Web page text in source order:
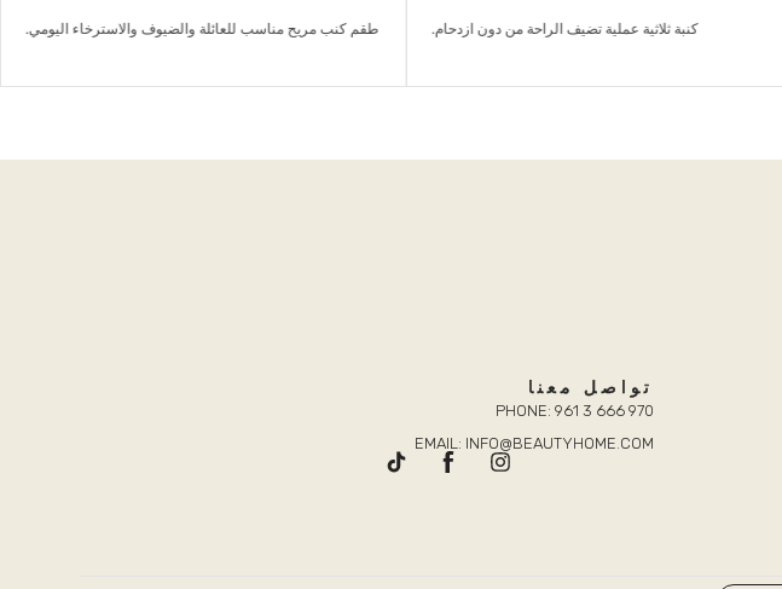
كنبة ثلاثية عملية تضيف الراحة من دون ازدحام. طقم كنب مريح مناسب للعائلة والضيوف والاسترخاء اليومي.
تواصل معنا
PHONE: 961 3 666 970
EMAIL: INFO@BEAUTYHOME.COM